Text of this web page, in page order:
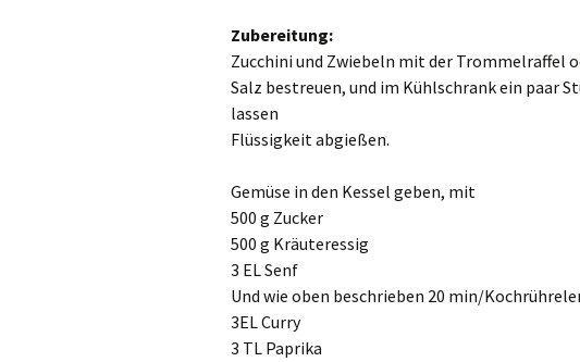
Zubereitung:
Zucchini und Zwiebeln mit der Trommelraffel
Salz bestreuen, und im Kühlschrank ein paar
lassen
Flüssigkeit abgießen.
Gemüse in den Kessel geben, mit
500 g Zucker
500 g Kräuteressig
3 EL Senf
Und wie oben beschrieben 20 min/
3EL Curry
3 TL Paprika